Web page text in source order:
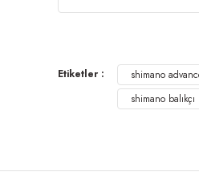
Etiketler : shimano
shimano